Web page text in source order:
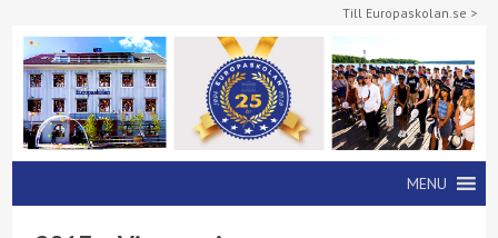
Till Europaskolan.se >
MENU